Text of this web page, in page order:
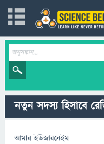
নতুন সদস্য হিসাবে
আমার ইউজারনেইম